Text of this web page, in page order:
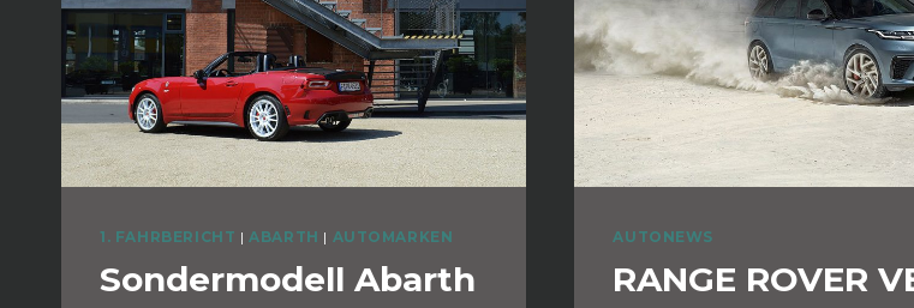
1. FAHRBERICHT | ABARTH | AUTOMARKEN
Sondermodell Abarth
AUTONEWS
RANGE ROVER